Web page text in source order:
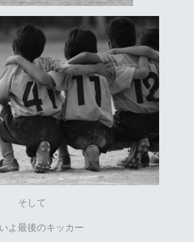
そして
よ最後のキッカー